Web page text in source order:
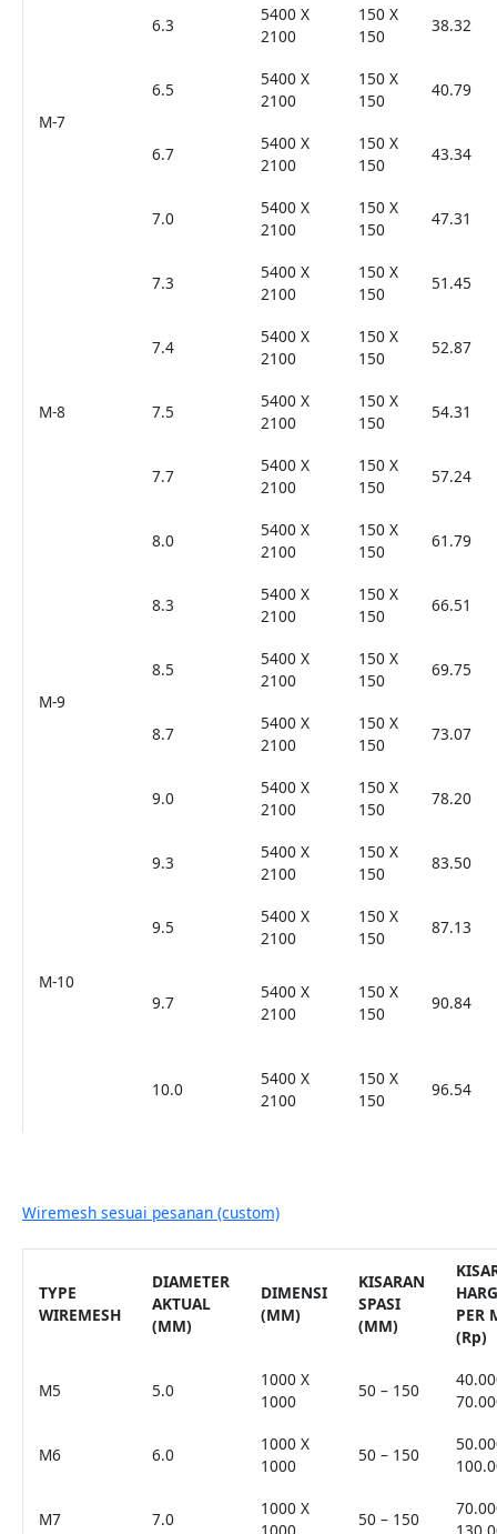
M-7
6.3
5400 X
2100
150 X
150
38.32
6.5
5400 X
2100
150 X
150
40.79
6.7
5400 X
2100
150 X
150
43.34
7.0
5400 X
2100
150 X
150
47.31
M-8
7.3
5400 X
2100
150 X
150
51.45
7.4
5400 X
2100
150 X
150
52.87
7.5
5400 X
2100
150 X
150
54.31
7.7
5400 X
2100
150 X
150
57.24
8.0
5400 X
2100
150 X
150
61.79
M-9
8.3
5400 X
2100
150 X
150
66.51
8.5
5400 X
2100
150 X
150
69.75
8.7
5400 X
2100
150 X
150
73.07
9.0
5400 X
2100
150 X
150
78.20
M-10
9.3
5400 X
2100
150 X
150
83.50
9.5
5400 X
2100
150 X
150
87.13
9.7
5400 X
2100
150 X
150
90.84
10.0
5400 X
2100
150 X
150
96.54
Wiremesh sesuai pesanan (custom)
TYPE
WIREMESH
DIAMETER
AKTUAL
(MM)
DIMENSI
(MM)
KISARAN
SPASI
(MM)
PER
(Rp)
M5 5.0
1000 X
1000
50 – 150
M6 6.0
1000 X
1000
50 – 150
M7 7.0
1000 X
50 – 150